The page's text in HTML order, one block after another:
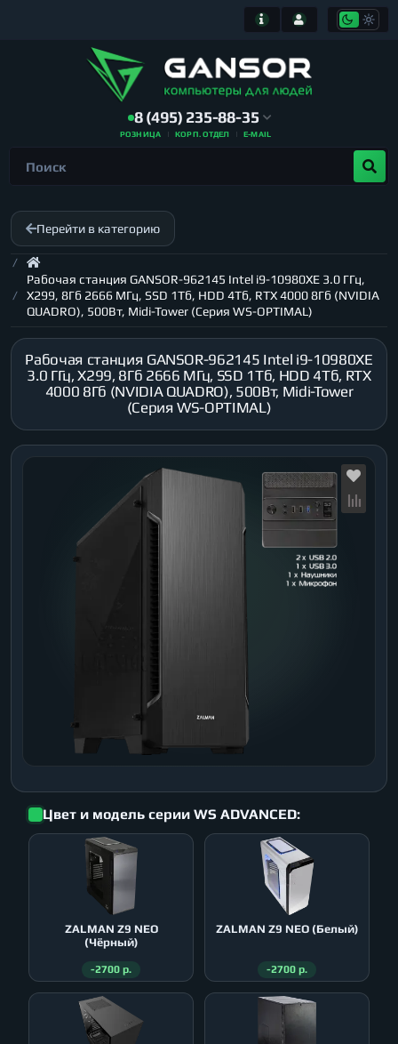
8 (495) 235-88-35
РОЗНИЦА КОРП. ОТДЕЛ E-MAIL
Перейти в категорию
Рабочая станция GANSOR-962145 Intel i9-10980XE 3.0 ГГц,
X299, 8Гб 2666 МГц, SSD 1Тб, HDD 4Тб, RTX 4000 8Гб (NVIDIA
QUADRO), 500Вт, Midi-Tower (Серия WS-OPTIMAL)
Рабочая станция GANSOR-962145 Intel i9-10980XE
3.0 ГГц, X299, 8Гб 2666 МГц, SSD 1Тб, HDD 4Тб, RTX
4000 8Гб (NVIDIA QUADRO), 500Вт, Midi-Tower
(Серия WS-OPTIMAL)
Цвет и модель серии WS ADVANCED:
ZALMAN Z9 NEO
(Чёрный)
-2700 р.
ZALMAN Z9 NEO (Белый)
-2700 р.